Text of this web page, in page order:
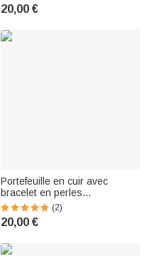
20,00 €
Portefeuille en cuir avec
bracelet en perles
personnalisé avec fleur de
naissance dorée Cadeau de
fête des mères pour elle
(2)
20,00 €